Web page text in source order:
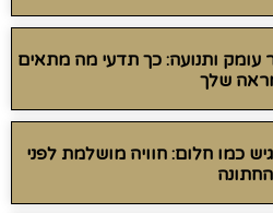
עומק ותנועה: כך תדעי מה מתאים
שלך
כמו חלום: חוויה מושלמת לפני
החתונה